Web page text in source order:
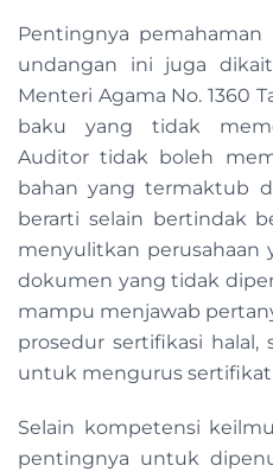
Pentingnya
undangan ini juga
Menteri Agama No. 1360
baku yang tidak
Auditor tidak boleh
bahan yang termaktub
berarti selain bertindak
menyulitkan perusahaan
dokumen yang tidak
mampu menjawab
prosedur sertifikasi halal,
untuk mengurus sertifikat
Selain kompetensi
pentingnya untuk